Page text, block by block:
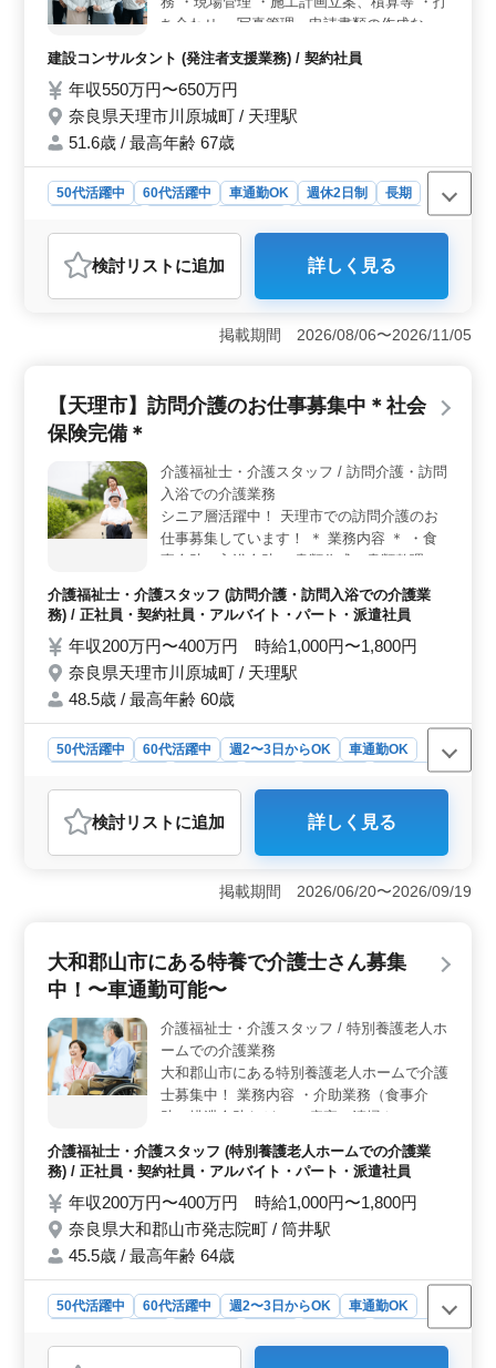
豊富なベテランの方々にとっても働きやすい環境です。
ち合わせ ・写真管理、申請書類の作成など
※パソコン操作必須、CAD操作必須 宿舎完
備！単身赴任者歓迎！ 土木施工管理、発注
者支援業務の経験者、ぜひご応募ください。
★50代・60代の技術者活躍中！！
建設コンサルタント (発注者支援業務) / 契約社員
年収550万円〜650万円
奈良県天理市川原城町 / 天理駅
51.6歳 / 最高年齢 67歳
50代活躍中 60代活躍中 車通勤OK 週休2日制
長期
おすすめポイント
＜経験者優遇と充実した環境＞ 年収550万円〜650万円
の魅力的な給与に加えて、全額支給の通勤手当や福利厚
生が整っています。奈良県天理市川原城町に位置する当
社では、車通勤や寮・社宅の提供など、働く環境にも配
では、2級土木施工管理技士以上の資格をお持ちの方が求
められます。さらに、土木施工管理経験または発注者支
算、打ち合わせ、写真管理、申請書類の作成など、幅広
い業務経験を持つ方を歓迎します。 ＜業務内容＞
各機関での発注者支援業務に携わります。具体的には、
現場管理、施工計画立案、積算、打ち合わせ、写真管
理、申請書類の作成など、多岐にわたる業務を行いま
力を活かせるポジションです。
検討リスト に追加 詳しく見る
掲載期間 2026/08/06〜2026/11/05
【天理市】訪問介護のお仕事募集中＊社会
保険完備＊
介護福祉士・介護スタッフ / 訪問介護・訪問
入浴での介護業務
シニア層活躍中！ 天理市での訪問介護のお
仕事募集しています！ ＊ 業務内容 ＊ ・食
事介助・入浴介助 ・書類作成、書類整理 ・
トイレへの移動や動作の介助 ＊ 備考 ＊ ・
社会保険完備 ・車通勤可能◯ 皆様からのご
応募お待ちしております♪
介護福祉士・介護スタッフ (訪問介護・訪問入浴での介護業
務) / 正社員・契約社員・アルバイト・パート・派遣社員
年収200万円〜400万円 時給1,000円〜1,800円
奈良県天理市川原城町 / 天理駅
48.5歳 / 最高年齢 60歳
50代活躍中 60代活躍中 週2〜3日からOK
車通勤OK
派遣社員
介護福祉士・介護スタッフ
おすすめポイント
＜社会保険完備で安心＞ 社会保険が完備されており、
福利厚生面も充実しております。長期的なキャリア形成
に適した環境で、安心して働けます。 ＜車通勤可能
ってストレスフリーな環境です。 ＜充実した休日制
度＞ 完全週休2日制を採用しており、プライベートの時
おり、ワークライフバランスを重視する方に最適です。
検討リスト に追加 詳しく見る
掲載期間 2026/06/20〜2026/09/19
大和郡山市にある特養で介護士さん募集
中！〜車通勤可能〜
介護福祉士・介護スタッフ / 特別養護老人ホ
ームでの介護業務
大和郡山市にある特別養護老人ホームで介護
士募集中！ 業務内容 ・介助業務（食事介
助、排泄介助など） ・病室の清掃やシーツ
交換 ・看護師補助 ・生活援助 ・移動介助
・入居者の健康管理 ・身体機能の維持・回
復サポート ・介護記録作成 ・申し送り 備考
＊シフト制(週3日以上相談可能) ＊交通費実
費支給 ＊日勤のみ応相談 60代活躍中◎ ご応
募お待ちしております♪
介護福祉士・介護スタッフ (特別養護老人ホームでの介護業
務) / 正社員・契約社員・アルバイト・パート・派遣社員
年収200万円〜400万円 時給1,000円〜1,800円
奈良県大和郡山市発志院町 / 筒井駅
45.5歳 / 最高年齢 64歳
50代活躍中 60代活躍中 週2〜3日からOK
車通勤OK
派遣社員
介護福祉士・介護スタッフ